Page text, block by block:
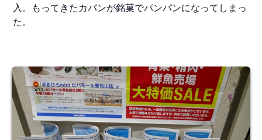
入。もってきたカバンが銘菓でパンパンになってしまっ
た。